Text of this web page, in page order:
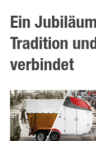
Ein
Tradition
verbindet